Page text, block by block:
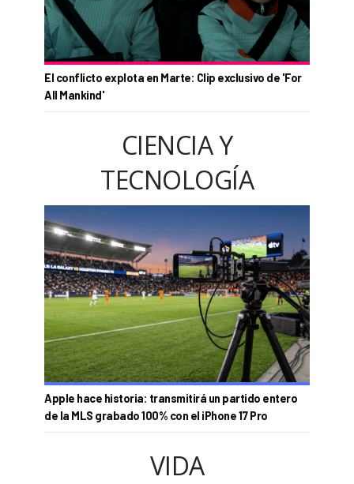
El conflicto explota en Marte: Clip exclusivo de 'For
All Mankind'
CIENCIA Y
TECNOLOGÍA
Apple hace historia: transmitirá un partido entero
de la MLS grabado 100% con el iPhone 17 Pro
VIDA